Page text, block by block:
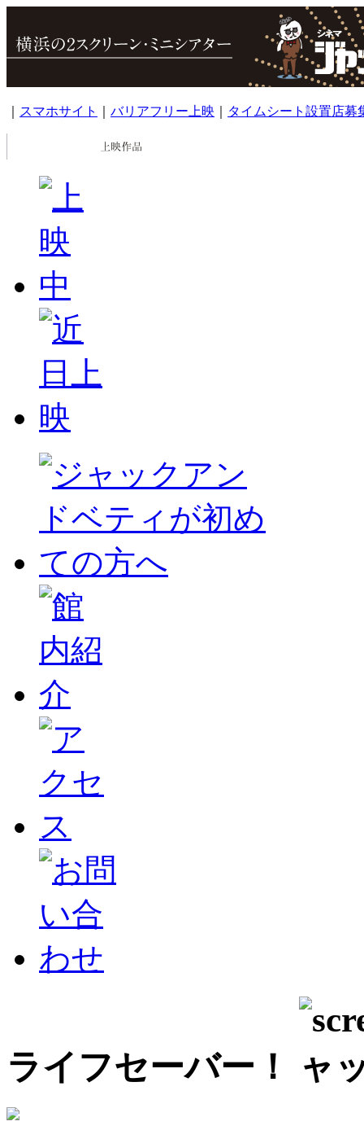
スマホサイト バリアフリー上映 タイムシート設置店募
ライフセーバー！